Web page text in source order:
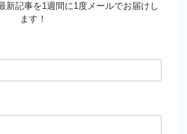
新記事を1週間に1度メールでお届けし
ます！